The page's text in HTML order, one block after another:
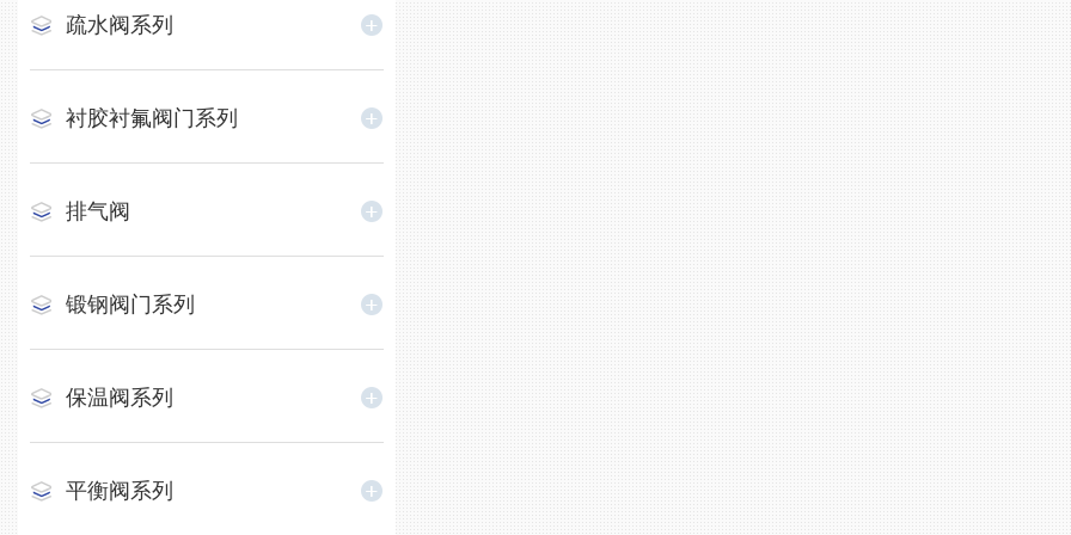
疏水阀系列
衬胶衬氟阀门系列
排气阀
锻钢阀门系列
保温阀系列
平衡阀系列